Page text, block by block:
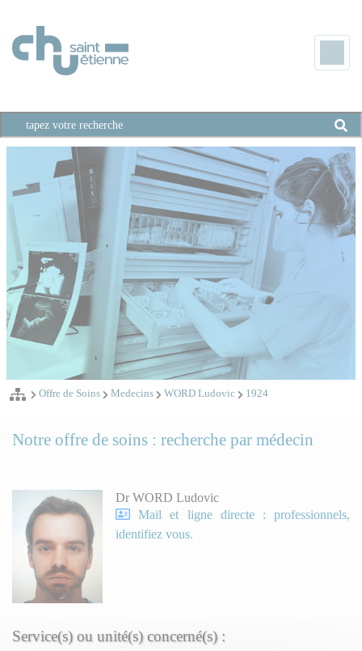
Offre de Soins Medecins WORD Ludovic 1924
Notre offre de soins : recherche par médecin
Dr WORD Ludovic
Mail et ligne directe : professionnels,
identifiez vous.
Service(s) ou unité(s) concerné(s) :